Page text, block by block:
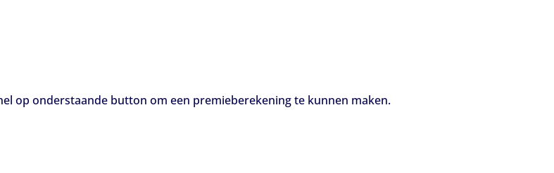
op onderstaande button om een premieberekening te kunnen maken.